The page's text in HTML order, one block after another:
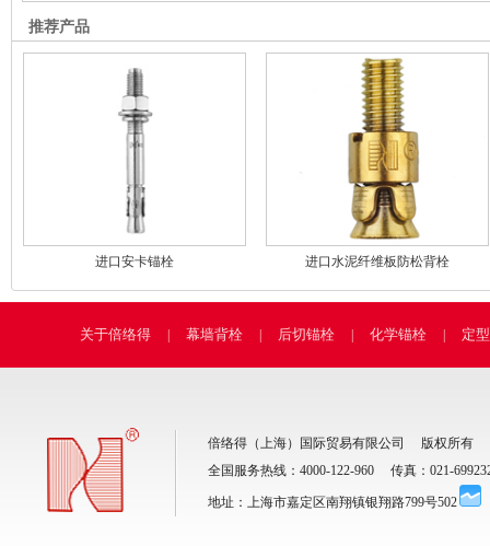
推荐产品
进口安卡锚栓 进口水泥纤维板防松背栓
关于倍络得 幕墙背栓 后切锚栓 化学锚栓 定
倍络得（上海）国际贸易有限公司
版权所有
全国服务热线： 4000-122-960 传真： 021-
地址： 上海市嘉定区南翔镇银翔路799号502